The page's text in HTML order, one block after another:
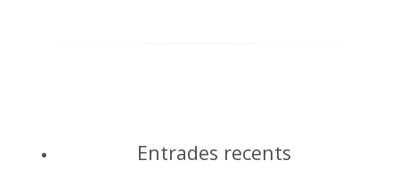
Entrades recents